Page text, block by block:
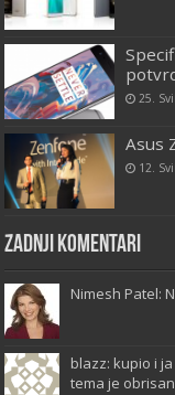
25.
Asus
12.
Zadnji komentari
Nimesh Patel:
blazz: kupio i
tema je